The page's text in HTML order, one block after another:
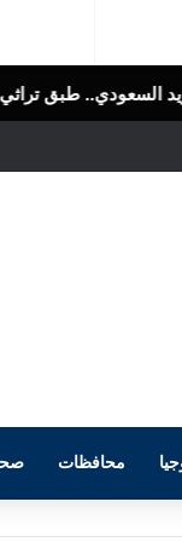
يجمع بين البساطة
محافظات